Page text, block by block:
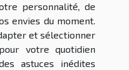
personnalité, de
envies du moment.
et sélectionner
votre quotidien
astuces inédites